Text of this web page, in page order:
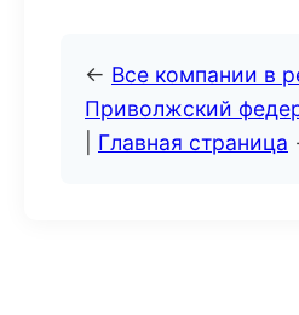
← Все компании в
Приволжский
Главная страница